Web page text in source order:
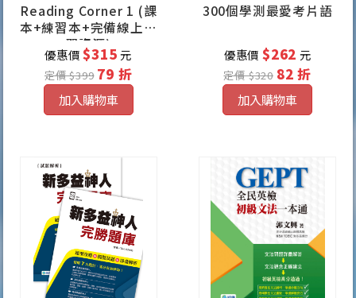
Reading Corner 1 (課
本+練習本+完備線上學
習資源)
優惠價$315元
定價 $399 79 折
加入購物車
300個學測最愛考片語
優惠價 $262 元
定價 $320 82 折
加入購物車